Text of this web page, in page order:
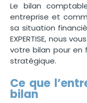
Le bilan
entreprise et
sa situation
EXPERTISE, nous
votre bilan pour en
stratégique.
Ce que
bilan